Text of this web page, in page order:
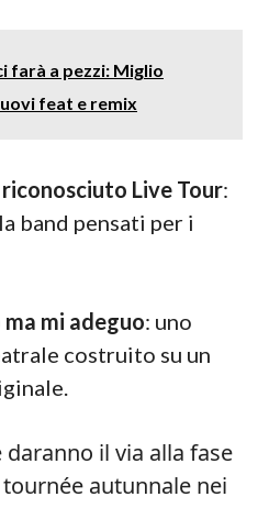
farà a pezzi: Miglio
feat e remix
Live Tour:
band pensati per i
ma mi adeguo: uno
costruito su un
il via alla fase
autunnale nei